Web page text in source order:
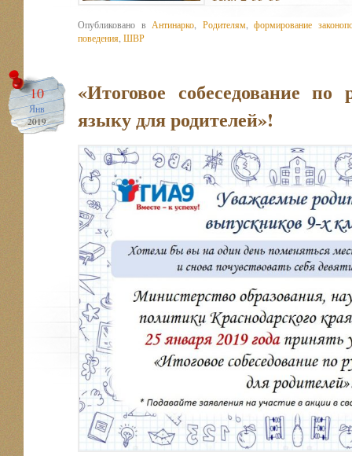
Опубликовано в Антинарко Родителям,формирование
поведения ШВР
10
Янв
2019
«Итоговое собеседование по
языку для родителей»!